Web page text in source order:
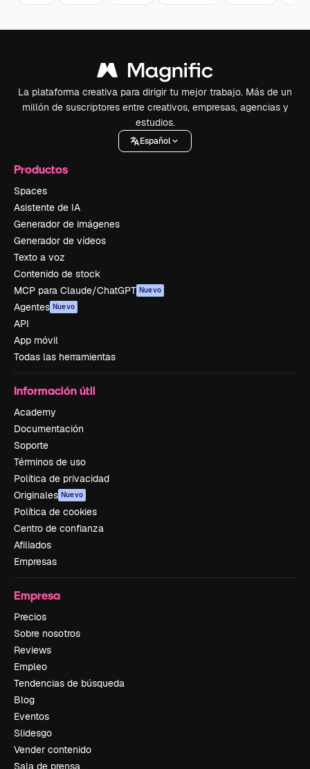
La plataforma creativa para dirigir tu mejor trabajo. Más de un
millón de suscriptores entre creativos, empresas, agencias y
estudios.
Español
Productos
Spaces
Asistente de IA
Generador de imágenes
Generador de vídeos
Texto a voz
Contenido de stock
MCP para Claude/ChatGPT Nuevo
Agentes Nuevo
API
App móvil
Todas las herramientas
Información útil
Academy
Documentación
Soporte
Términos de uso
Política de privacidad
Originales Nuevo
Política de cookies
Centro de confianza
Afiliados
Empresas
Empresa
Precios
Sobre nosotros
Reviews
Empleo
Tendencias de búsqueda
Blog
Eventos
Slidesgo
Vender contenido
Sala de prensa